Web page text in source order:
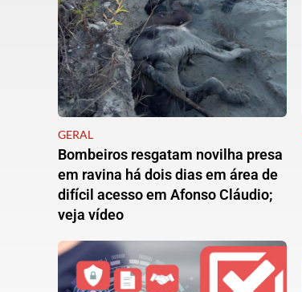
GERAL
Bombeiros resgatam novilha presa
em ravina há dois dias em área de
difícil acesso em Afonso Cláudio;
veja vídeo